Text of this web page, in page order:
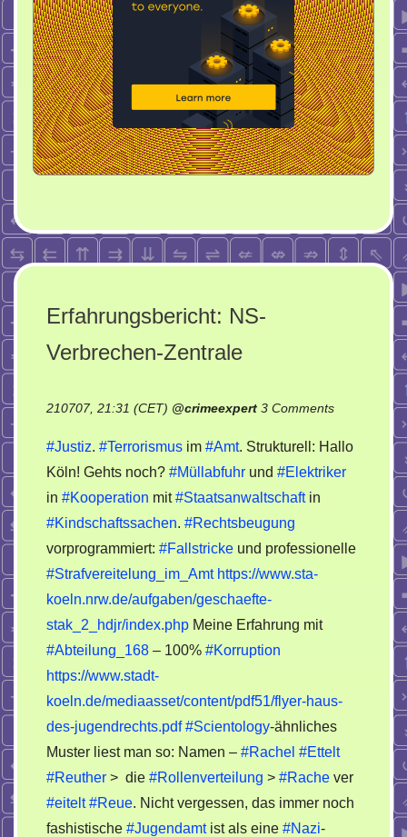
Erfahrungsbericht: NS-
Verbrechen-Zentrale
210707, 21:31 (CET) @crimeexpert 3 Commentson
NS-
Verbrechen-
#Justiz. #Terrorismus im #Amt. Strukturell: Hallo
Köln! Gehts noch? #Müllabfuhr und #Elektriker
in #Kooperation mit#Staatsanwaltschaftin
#Kindschaftssachen. #Rechtsbeugung
vorprogrammiert: #Fallstricke und professionelle
#Strafvereitelung_im_Amt https://www.sta-
koeln.nrw.de/aufgaben/geschaefte-
stak_2_hdjr/index.php Meine Erfahrung mit
#Abteilung_168 – 100% #Korruption
https://www.stadt-
koeln.de/mediaasset/content/pdf51/flyer-haus-
des-jugendrechts.pdf #Scientology-ähnliches
Muster liest man so: Namen – #Rachel #Ettelt
#Reuther > die #Rollenverteilung > #Rache ver
#eitelt #Reue. Nicht vergessen, das immer noch
fashistische #Jugendamtist als eine #Nazi-